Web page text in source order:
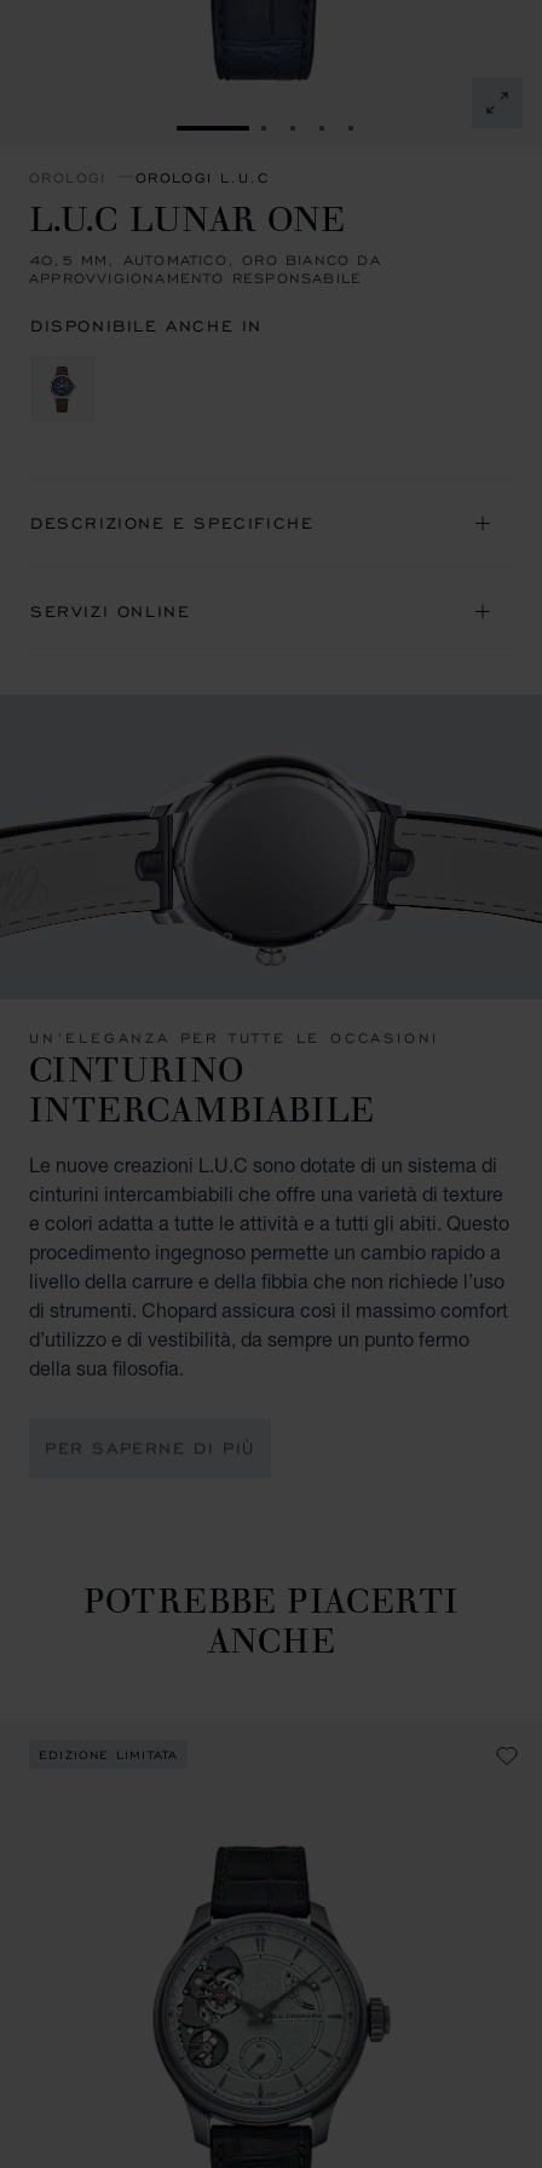
VAI ALLA SLIDE 1
VAI ALLA SLIDE 2
VAI ALLA SLIDE 3
VAI ALLA SLIDE 4
VAI ALLA SLIDE 5
OROLOGI OROLOGI L.U.C
L.U.C LUNAR ONE
40,5 MM, AUTOMATICO, ORO BIANCO DA
APPROVVIGIONAMENTO RESPONSABILE
DISPONIBILE ANCHE IN
DESCRIZIONE E SPECIFICHE
SERVIZI ONLINE
UN’ELEGANZA PER TUTTE LE OCCASIONI
CINTURINO
INTERCAMBIABILE
Le nuove creazioni L.U.C sono dotate di un sistema di
cinturini intercambiabili che offre una varietà di texture
e colori adatta a tutte le attività e a tutti gli abiti. Questo
procedimento ingegnoso permette un cambio rapido a
livello della carrure e della fibbia che non richiede l’uso
di strumenti. Chopard assicura così il massimo comfort
d’utilizzo e di vestibilità, da sempre un punto fermo
della sua filosofia.
PER SAPERNE DI PIÙ
POTREBBE PIACERTI
ANCHE
EDIZIONE LIMITATA